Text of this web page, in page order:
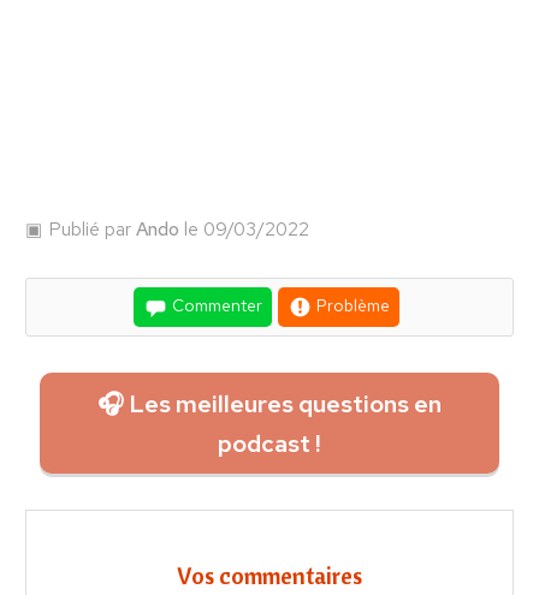
Publié parAndo le 09/03/2022
Commenter Problème
🎧 Les meilleures questions en
podcast !
Vos commentaires